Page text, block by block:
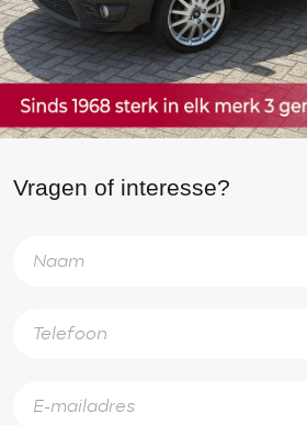
Vragen of interesse?